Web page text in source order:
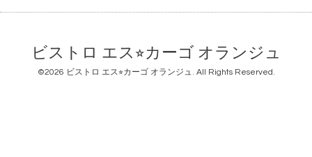
ビストロ エス⭐︎カーゴ オランジュ
©2026 ビストロ エス⭐︎カーゴ オランジュ. All Rights Reserved.